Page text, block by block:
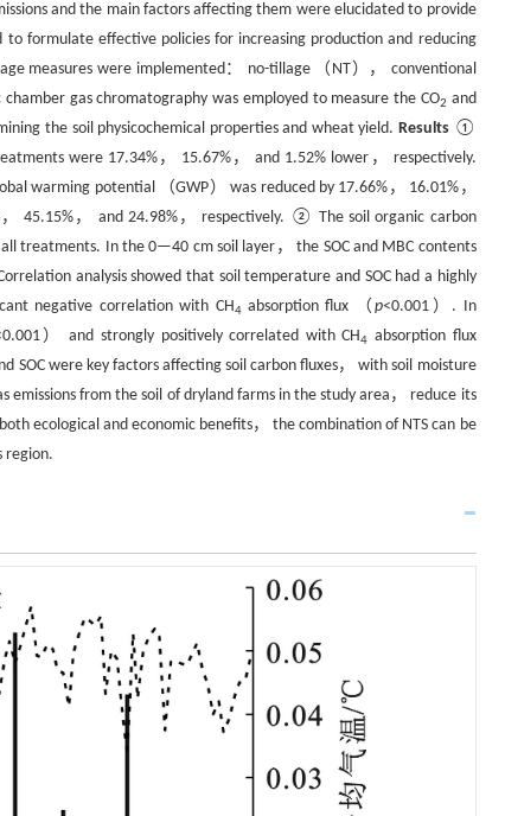
and the main factors affecting them were elucidated to provide
formulate effective policies for increasing production and reducing
measures were implemented： no-tillage （NT）， conventional
gas chromatography was employed to measure the CO2 and
the soil physicochemical properties and wheat yield. Results①
were 17.34%， 15.67%， and 1.52% lower， respectively.
warming potential （GWP） was reduced by 17.66%， 16.01%，
45.15%， and 24.98%， respectively. ② The soil organic carbon
treatments. In the 0—40 cm soil layer， the SOC and MBC contents
analysis showed that soil temperature and SOC had a highly
negative correlation with CH4absorption flux （p<0.001）. In
） and strongly positively correlated with CH4 absorption flux
were key factors affecting soil carbon fluxes， with soil moisture
emissions from the soil of dryland farms in the study area， reduce its
ecological and economic benefits， the combination of NTS can be
region.